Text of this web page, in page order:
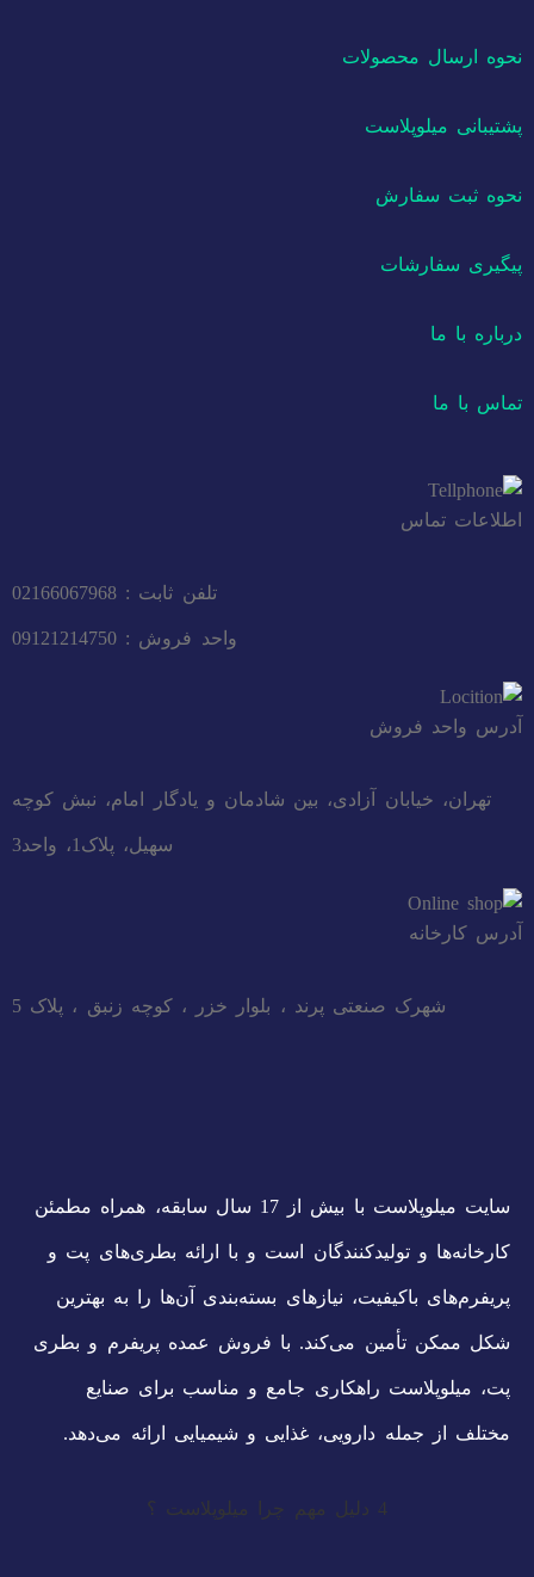
نحوه ارسال محصولات
پشتیبانی میلوپلاست
نحوه ثبت سفارش
پیگیری سفارشات
درباره با ما
تماس با ما
اطلاعات تماس
تلفن ثابت : 02166067968
واحد فروش : 09121214750
آدرس واحد فروش
تهران، خیابان آزادی، بین شادمان و یادگار امام، نبش کوچه
سهیل، پلاک1، واحد3
آدرس کارخانه
شهرک صنعتی پرند ، بلوار خزر ، کوچه زنبق ، پلاک 5
سایت میلوپلاست با بیش از 17 سال سابقه، همراه مطمئن
کارخانه‌ها و تولیدکنندگان است و با ارائه بطری‌های پت و
پریفرم‌های باکیفیت، نیازهای بسته‌بندی آن‌ها را به بهترین
شکل ممکن تأمین می‌کند. با فروش عمده پریفرم و بطری
پت، میلوپلاست راهکاری جامع و مناسب برای صنایع
مختلف از جمله دارویی، غذایی و شیمیایی ارائه می‌دهد.
4 دلیل مهم چرا میلوپلاست ؟